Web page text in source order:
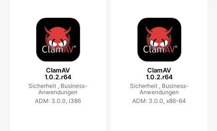
ClamAV
1.0.2.r64
Sicherheit , Business-
Anwendungen
ADM: 3.0.0, i386
ClamAV
1.0.2.r64
Sicherheit , Business-
Anwendungen
ADM: 3.0.0, x86-64